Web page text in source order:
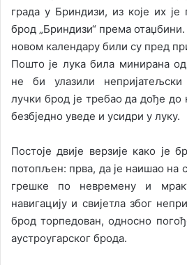
града у Бриндизи, из које их је
брод „Бриндизи“ према
новом календару били су пред
Пошто је лука била минирана
не би улазили непријатељски
лучки брод је требао да дође
безбједно уведе и усидри у луку.
Постоје двије верзије како је
потопљен: прва, да је наишао на
грешке по невремену и
навигацију и свијетла због
брод торпедован, односно
аустроугарског брода.